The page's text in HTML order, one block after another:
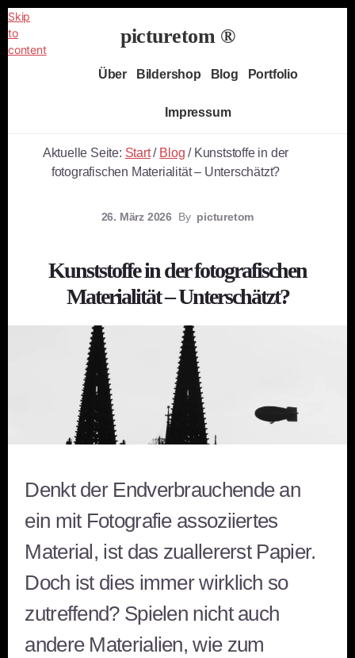
Skip
to
content
picturetom ®
Independent
Über Bildershop Blog Portfolio
Impressum
Aktuelle Seite: Start / Blog /Kunststoffe in der
fotografischen Materialität – Unterschätzt?
26. März 2026 By picturetom
Kunststoffe in der fotografischen
Materialität – Unterschätzt?
Denkt der Endverbrauchende an
ein mit Fotografie assoziiertes
Material, ist das zuallererst Papier.
Doch ist dies immer wirklich so
zutreffend? Spielen nicht auch
andere Materialien, wie zum